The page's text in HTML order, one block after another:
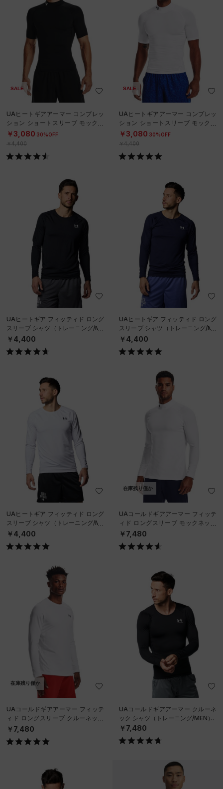
SALE
UAヒートギアアーマー コンプレッ
ション ショートスリーブ モックネ
ック シャツ（トレーニング/MEN）
￥3,080 30%OFF
￥4,400
SALE
UAヒートギアアーマー コンプレッ
ション ショートスリーブ モックネ
ック シャツ（トレーニング/MEN）
￥3,080 30%OFF
￥4,400
UAヒートギア フィッティド ロング
スリーブ シャツ（トレーニング/ME
N）
￥4,400
UAヒートギア フィッティド ロング
スリーブ シャツ（トレーニング/ME
N）
￥4,400
UAヒートギア フィッティド ロング
スリーブ シャツ（トレーニング/ME
N）
￥4,400
在庫残り僅か
UAコールドギアアーマー フィッテ
ィド ロングスリーブ モックネック
シャツ（トレーニング/MEN）
￥7,480
在庫残り僅か
UAコールドギアアーマー フィッテ
ィド ロングスリーブ クルーネック
シャツ（トレーニング/MEN）
￥7,480
UAコールドギアアーマー クルーネ
ック シャツ（トレーニング/MEN）
￥7,480